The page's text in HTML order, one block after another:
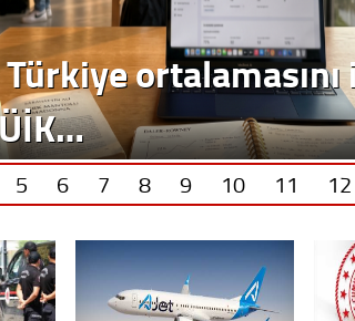
5 6 7 8 9 10 11 12